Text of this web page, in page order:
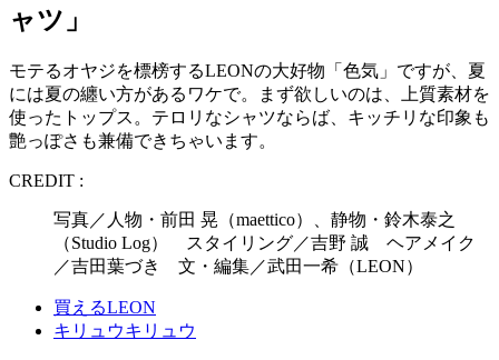
ャツ」
モテるオヤジを標榜するLEONの大好物「色気」ですが、夏
には夏の纏い方があるワケで。まず欲しいのは、上質素材を
使ったトップス。テロリなシャツならば、キッチリな印象も
艶っぽさも兼備できちゃいます。
CREDIT :
写真／人物・前田 晃（maettico）、静物・鈴木泰之
（Studio Log） スタイリング／吉野 誠 ヘアメイク
／吉田葉づき 文・編集／武田一希（LEON）
買えるLEON
キリュウキリュウ